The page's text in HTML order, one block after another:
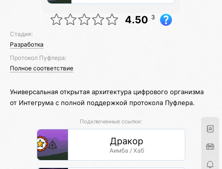
4.50 3
Стадия:
Разработка
Протокол Пуфлера:
Полное соответствие
Универсальная открытая архитектура цифрового организма
от Интегрума с полной поддержкой протокола Пуфлера.
Подключенные ссылки:
Дракор
Аимба / Хаб